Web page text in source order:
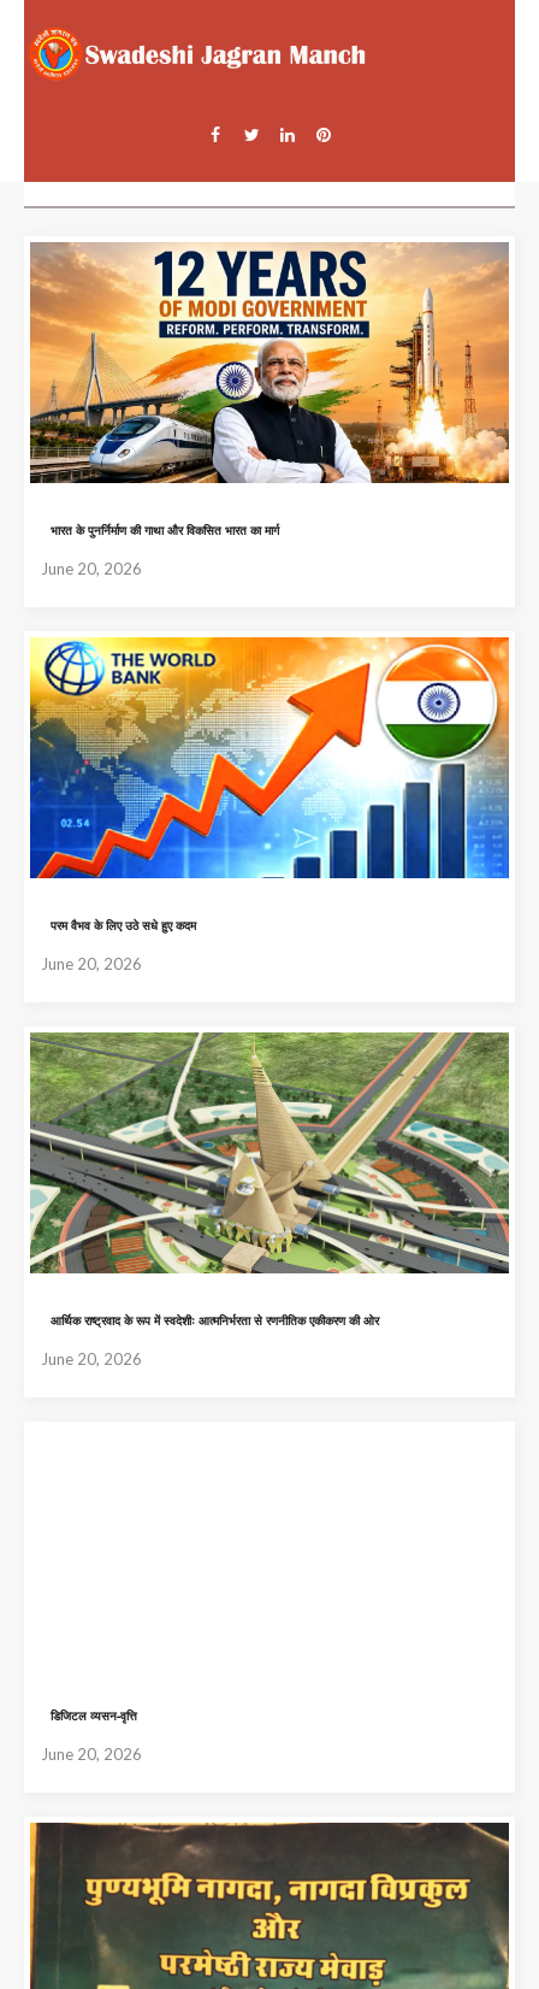
भारत के पुनर्निर्माण की गाथा और विकसित भारत का मार्ग
June 20, 2026
परम वैभव के लिए उठे सधे हुए कदम
June 20, 2026
आर्थिक राष्ट्रवाद के रूप में स्वदेशीः आत्मनिर्भरता से रणनीतिक एकीकरण की ओर
June 20, 2026
डिजिटल व्यसन-वृत्ति
June 20, 2026